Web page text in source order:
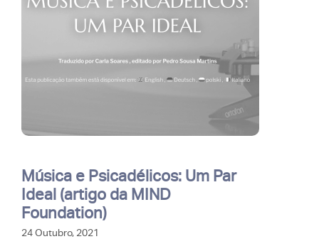
Música e Psicadélicos: Um Par
Ideal (artigo da MIND
Foundation)
24 Outubro, 2021